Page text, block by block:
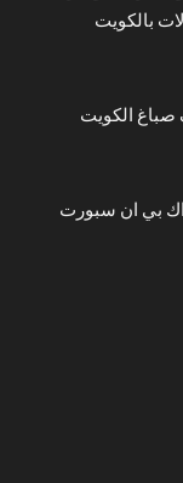
بالكويت
الكويت
بي ان سبورت